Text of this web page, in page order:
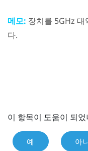
메모: 장치를 5GHz
다.
이 항목이 도움이 되었
예 아